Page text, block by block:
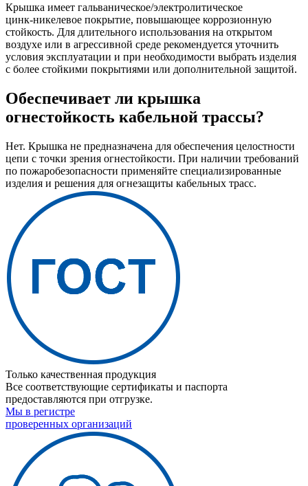
Крышка имеет гальваническое/электролитическое
цинк‑никелевое покрытие, повышающее коррозионную
стойкость. Для длительного использования на открытом
воздухе или в агрессивной среде рекомендуется уточнить
условия эксплуатации и при необходимости выбрать изделия
с более стойкими покрытиями или дополнительной защитой.
Обеспечивает ли крышка
огнестойкость кабельной трассы?
Нет. Крышка не предназначена для обеспечения целостности
цепи с точки зрения огнестойкости. При наличии требований
по пожаробезопасности применяйте специализированные
изделия и решения для огнезащиты кабельных трасс.
Только качественная продукция
Все соответствующие сертификаты и паспорта
предоставляются при отгрузке.
Мы в регистре
проверенных организаций